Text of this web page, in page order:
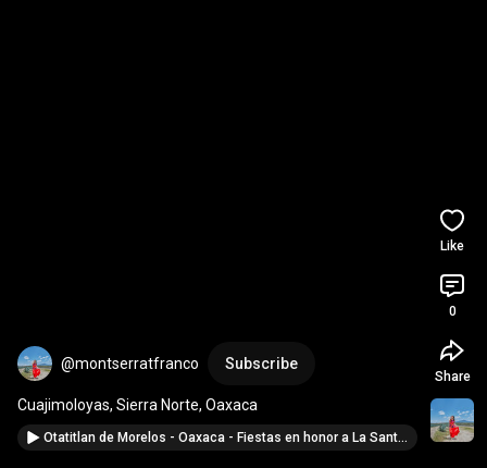
@montserratfranco Subscribe
Cuajimoloyas, Sierra Norte, Oaxaca
Otatitlan de Morelos - Oaxaca - Fiestas en honor a La Santa Cruz
Like
0
Share